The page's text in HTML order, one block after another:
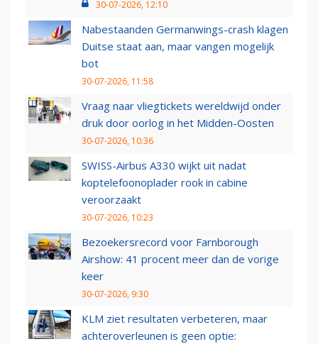
30-07-2026, 12:10
Nabestaanden Germanwings-crash klagen
Duitse staat aan, maar vangen mogelijk
bot
30-07-2026, 11:58
Vraag naar vliegtickets wereldwijd onder
druk door oorlog in het Midden-Oosten
30-07-2026, 10:36
SWISS-Airbus A330 wijkt uit nadat
koptelefoonoplader rook in cabine
veroorzaakt
30-07-2026, 10:23
Bezoekersrecord voor Farnborough
Airshow: 41 procent meer dan de vorige
keer
30-07-2026, 9:30
KLM ziet resultaten verbeteren, maar
achteroverleunen is geen optie: